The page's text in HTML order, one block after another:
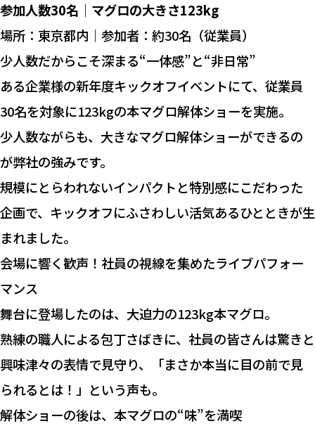
参加人数30名 ｜ マグロの大きさ123kg
場所：東京都内｜参加者：約30名（従業員）
少人数だからこそ深まる“一体感”と“非日常”
ある企業様の新年度キックオフイベントにて、従業員
30名を対象に123kgの本マグロ解体ショーを実施。
少人数ながらも、大きなマグロ解体ショーができるの
が弊社の強みです。
規模にとらわれないインパクトと特別感にこだわった
企画で、キックオフにふさわしい活気あるひとときが生
まれました。
会場に響く歓声！社員の視線を集めたライブパフォー
マンス
舞台に登場したのは、大迫力の123kg本マグロ。
熟練の職人による包丁さばきに、社員の皆さんは驚きと
興味津々の表情で見守り、「まさか本当に目の前で見
られるとは！」という声も。
解体ショーの後は、本マグロの“味”を満喫